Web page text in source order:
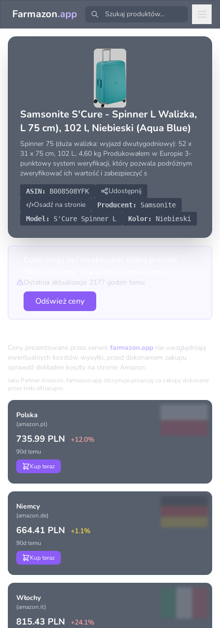
Farmazon.app
Samsonite S'Cure - Spinner L Walizka,
L 75 cm), 102 l, Niebieski (Aqua Blue)
Spinner 75 (duża walizka: wyjazd dwutygodniowy): 52 x
31 x 75 cm, 102 L, 4,60 kg Produkowałem w Europie 3-
punktowy system weryfikacji, który pozwala podróżnym
zweryfikować ich wartość i zabezpieczyć s
ASIN: B008508YFK
Udostępnij
Osadź na stronie
Producent:
Samsonite
Model:
S'Cure Spinner L Kolor: Niebieski
Ostatnia aktualizacja: 2177 godzin temu
Odśwież ceny
Ceny prezentowane przez serwis farmazon.app nie uwzględniają
ewentualnych kosztów wysyłki, przed dokonaniem zakupu
sprawdź dokładne koszty na stronie Amazon.
Jako Partner Amazon, farmazon.app otrzymuje prowizję za zakupy dokonane
przez linki afiliacyjne.
Polska
(amazon.pl)
735.99 PLN +12.0%
90d temu
Kup teraz
Niemcy
(amazon.de)
664.41 PLN +1.1%
90d temu
Kup teraz
Włochy
(amazon.it)
815.43 PLN +24.1%